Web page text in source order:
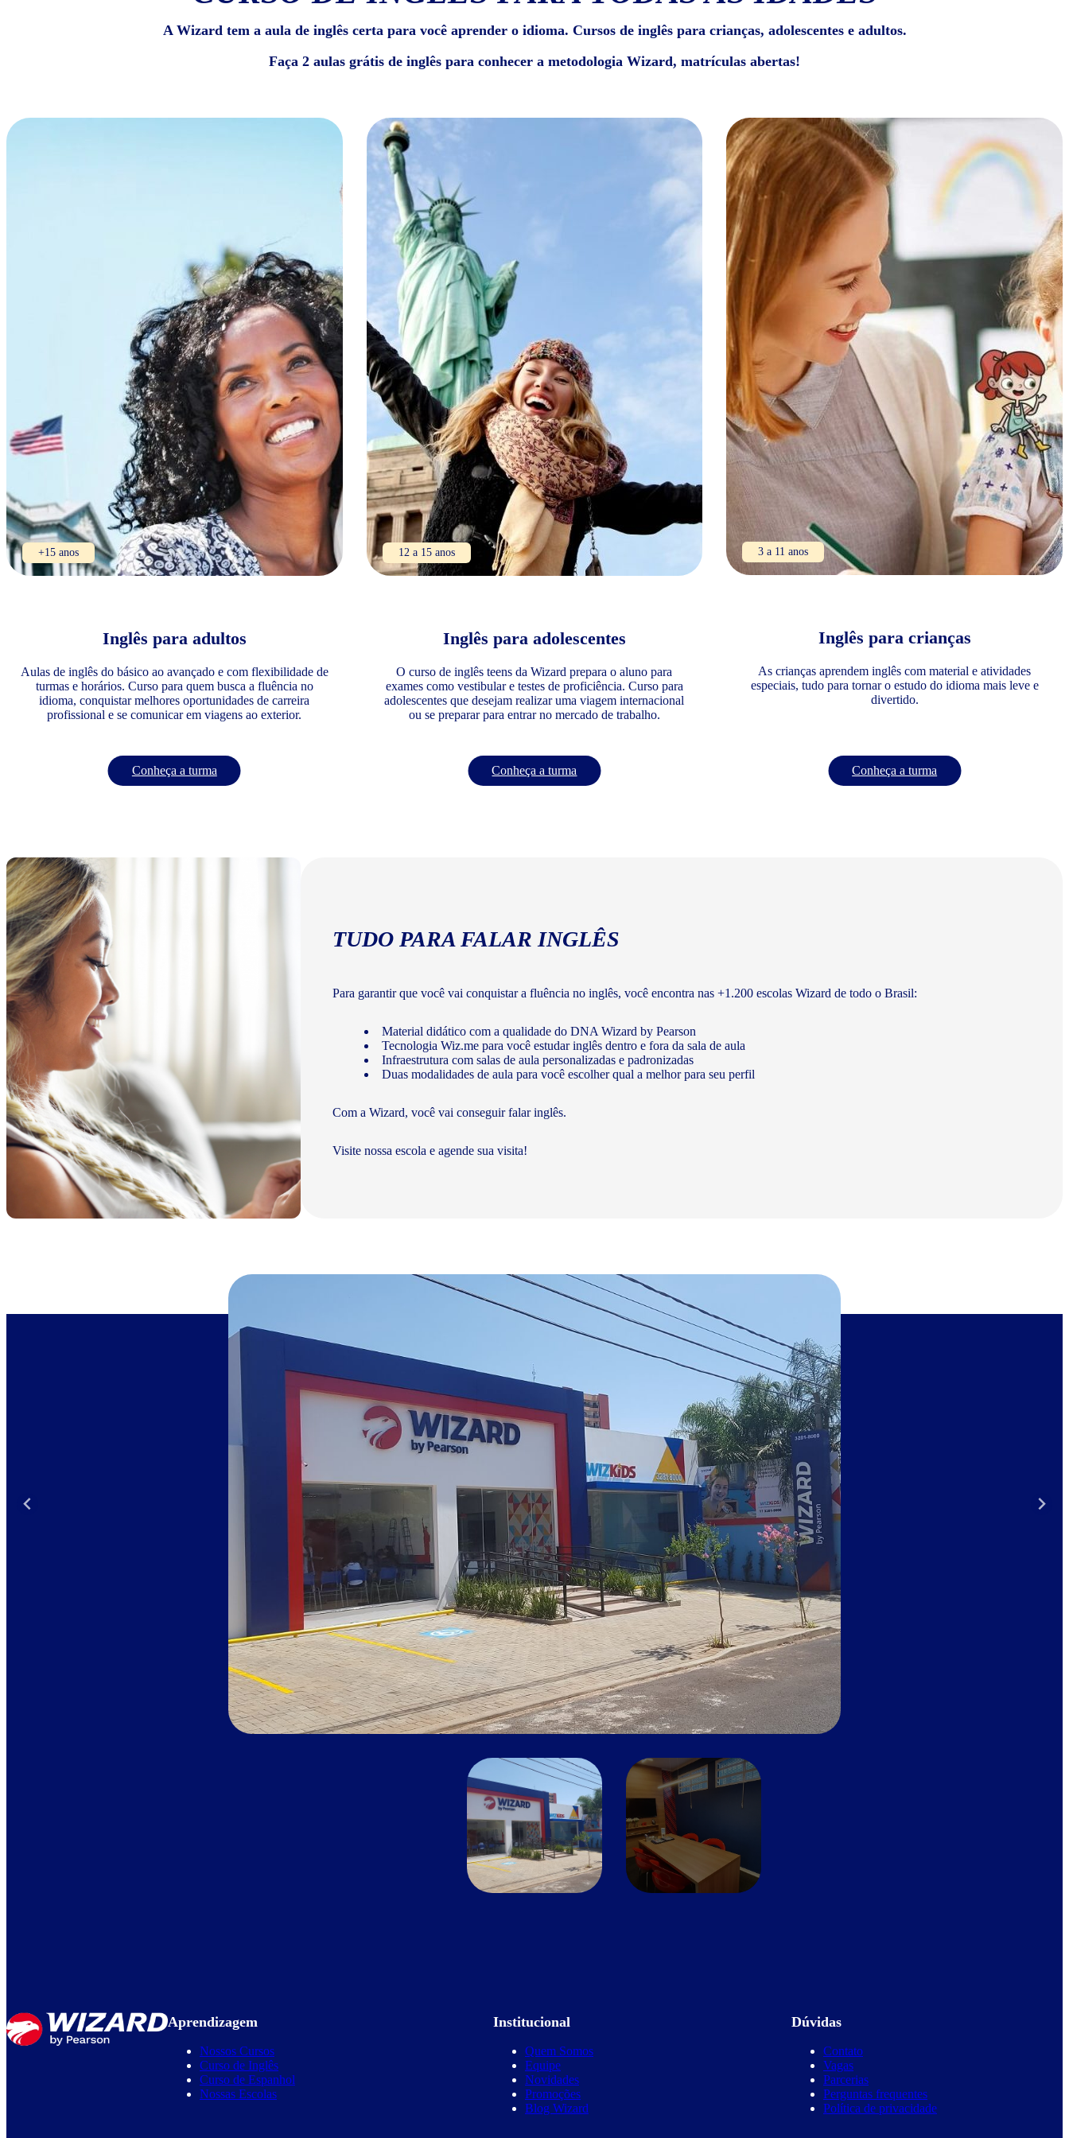
A Wizard tem a aula de inglês certa para você aprender o idioma. Cursos de inglês para crianças, adolescentes e adultos.
Faça 2 aulas grátis de inglês para conhecer a metodologia Wizard, matrículas abertas!
+15 anos
Inglês para adultos
Aulas de inglês do básico ao avançado e com flexibilidade de
turmas e horários. Curso para quem busca a fluência no
idioma, conquistar melhores oportunidades de carreira
profissional e se comunicar em viagens ao exterior.
Conheça a turma
12 a 15 anos
Inglês para adolescentes
O curso de inglês teens da Wizard prepara o aluno para
exames como vestibular e testes de proficiência. Curso para
adolescentes que desejam realizar uma viagem internacional
ou se preparar para entrar no mercado de trabalho.
Conheça a turma
3 a 11 anos
Inglês para crianças
As crianças aprendem inglês com material e atividades
especiais, tudo para tornar o estudo do idioma mais leve e
divertido.
Conheça a turma
TUDO PARA FALAR INGLÊS
Para garantir que você vai conquistar a fluência no inglês, você encontra nas +1.200 escolas Wizard de todo o Brasil:
Material didático com a qualidade do DNA Wizard by Pearson
Tecnologia Wiz.me para você estudar inglês dentro e fora da sala de aula
Infraestrutura com salas de aula personalizadas e padronizadas
Duas modalidades de aula para você escolher qual a melhor para seu perfil
Com a Wizard, você vai conseguir falar inglês.
Visite nossa escola e agende sua visita!
Aprendizagem
Nossos Cursos
Curso de Inglês
Curso de Espanhol
Nossas Escolas
Institucional
Quem Somos
Equipe
Novidades
Promoções
Blog Wizard
Dúvidas
Contato
Vagas
Parcerias
Perguntas frequentes
Política de privacidade